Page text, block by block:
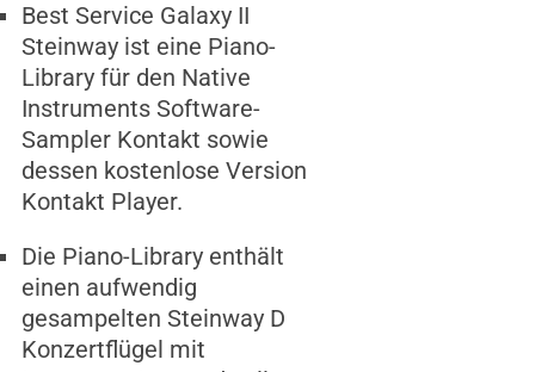
Best Service Galaxy II
Steinway ist eine Piano-
Library für den Native
Instruments Software-
Sampler Kontakt sowie
dessen kostenlose Version
Kontakt Player.
Die Piano-Library enthält
einen aufwendig
gesampelten Steinway D
Konzertflügel mit